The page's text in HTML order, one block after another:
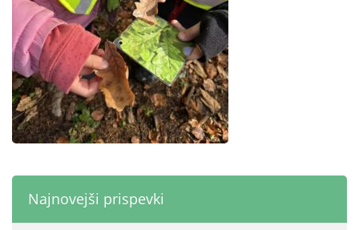
Najnovejši prispevki